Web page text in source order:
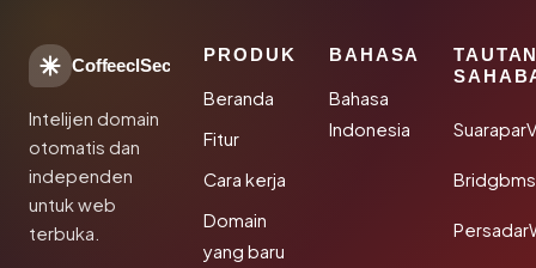
CoffeeclSec
Intelijen domain
otomatis dan
independen
untuk web
terbuka.
PRODUK
Beranda
Fitur
Cara kerja
Domain
yang baru
BAHASA
Bahasa
Indonesia